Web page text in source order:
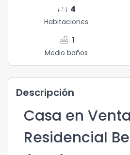
bed 4
Habitaciones
faucet 1
Medio baños
Descripción
Casa en
Residencial